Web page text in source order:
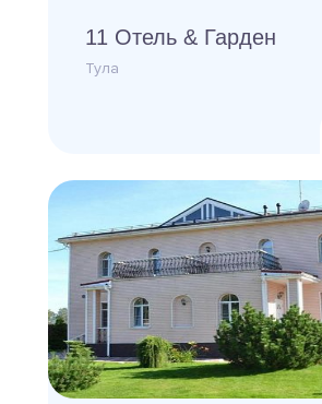
11 Отель & Гарден
Тула